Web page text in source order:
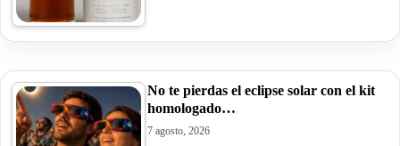
No te pierdas el eclipse solar con el kit
homologado…
7 agosto, 2026